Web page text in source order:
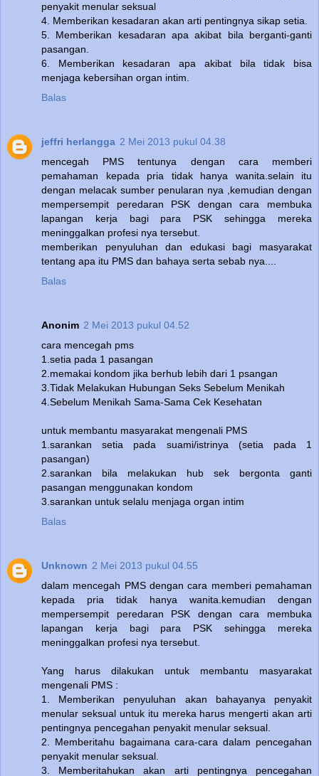
penyakit menular seksual
4. Memberikan kesadaran akan arti pentingnya sikap setia.
5. Memberikan kesadaran apa akibat bila berganti-ganti
pasangan.
6. Memberikan kesadaran apa akibat bila tidak bisa
menjaga kebersihan organ intim.
Balas
jeffri herlangga 2 Mei 2013 pukul 04.38
mencegah PMS tentunya dengan cara memberi
pemahaman kepada pria tidak hanya wanita.selain itu
dengan melacak sumber penularan nya ,kemudian dengan
mempersempit peredaran PSK dengan cara membuka
lapangan kerja bagi para PSK sehingga mereka
meninggalkan profesi nya tersebut.
memberikan penyuluhan dan edukasi bagi masyarakat
tentang apa itu PMS dan bahaya serta sebab nya....
Balas
Anonim 2 Mei 2013 pukul 04.52
cara mencegah pms
1.setia pada 1 pasangan
2.memakai kondom jika berhub lebih dari 1 psangan
3.Tidak Melakukan Hubungan Seks Sebelum Menikah
4.Sebelum Menikah Sama-Sama Cek Kesehatan
untuk membantu masyarakat mengenali PMS
1.sarankan setia pada suami/istrinya (setia pada 1
pasangan)
2.sarankan bila melakukan hub sek bergonta ganti
pasangan menggunakan kondom
3.sarankan untuk selalu menjaga organ intim
Balas
Unknown 2 Mei 2013 pukul 04.55
dalam mencegah PMS dengan cara memberi pemahaman
kepada pria tidak hanya wanita.kemudian dengan
mempersempit peredaran PSK dengan cara membuka
lapangan kerja bagi para PSK sehingga mereka
meninggalkan profesi nya tersebut.
Yang harus dilakukan untuk membantu masyarakat
mengenali PMS :
1. Memberikan penyuluhan akan bahayanya penyakit
menular seksual untuk itu mereka harus mengerti akan arti
pentingnya pencegahan penyakit menular seksual.
2. Memberitahu bagaimana cara-cara dalam pencegahan
penyakit menular seksual.
3. Memberitahukan akan arti pentingnya pencegahan